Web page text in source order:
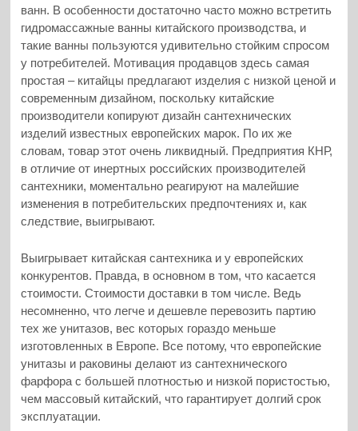
ванн. В особенности достаточно часто можно встретить
гидромассажные ванны китайского производства, и
такие ванны пользуются удивительно стойким спросом
у потребителей. Мотивация продавцов здесь самая
простая – китайцы предлагают изделия с низкой ценой и
современным дизайном, поскольку китайские
производители копируют дизайн сантехнических
изделий известных европейских марок. По их же
словам, товар этот очень ликвидный. Предприятия КНР,
в отличие от инертных российских производителей
сантехники, моментально реагируют на малейшие
изменения в потребительских предпочтениях и, как
следствие, выигрывают.
Выигрывает китайская сантехника и у европейских
конкурентов. Правда, в основном в том, что касается
стоимости. Стоимости доставки в том числе. Ведь
несомненно, что легче и дешевле перевозить партию
тех же унитазов, вес которых гораздо меньше
изготовленных в Европе. Все потому, что европейские
унитазы и раковины делают из сантехнического
фарфора с большей плотностью и низкой пористостью,
чем массовый китайский, что гарантирует долгий срок
эксплуатации.